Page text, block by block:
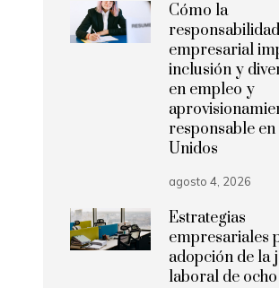
Cómo la
empresarial
inclusión y
en empleo y
responsable en
Unidos
agosto 4, 2026
Estrategias
empresariales
adopción de la
laboral de